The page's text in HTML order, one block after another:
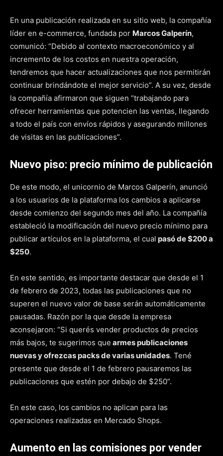
En una publicación realizada en su sitio web, la compañía
líder en e-commerce, fundada por Marcos Galperín,
comunicó: “Debido al contexto macroeconómico y al
incremento de los costos en nuestra operación,
tendremos que hacer actualizaciones que nos permitirán
continuar brindándote el mejor servicio”. A su vez, desde
la compañía afirmaron que siguen “trabajando para
ofrecer herramientas que potencien las ventas, llegando
a todo el país con envíos rápidos y asegurando millones
de visitas en las publicaciones”.
Nuevo piso: precio mínimo de publicación
De este modo, el unicornio de Marcos Galperín, anunció
a los usuarios de la plataforma los cambios a aplicarse
desde comienzo del segundo mes del año. La compañía
estableció la modificación del nuevo precio mínimo para
publicar artículos en la plataforma, el cual pasó de $200 a
$250.
En este sentido, es importante destacar que desde el 1
de febrero de 2023, todas las publicaciones que no
superen el nuevo valor de base serán automáticamente
pausadas. Razón por la que desde la empresa
aconsejaron: “Si querés vender productos de precios
más bajos, te sugerimos que armes publicaciones
nuevas y ofrezcas packs de varias unidades. Tené
presente que desde el 1 de febrero pausaremos las
publicaciones que estén por debajo de $250”.
En este caso, los cambios no aplican para las
operaciones realizadas en Mercado Shops.
Aumento en las comisiones por vender